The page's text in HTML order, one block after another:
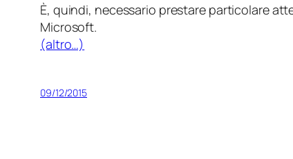
È, quindi, necessario prestare particolare
Microsoft.
(altro…)
09/12/2015